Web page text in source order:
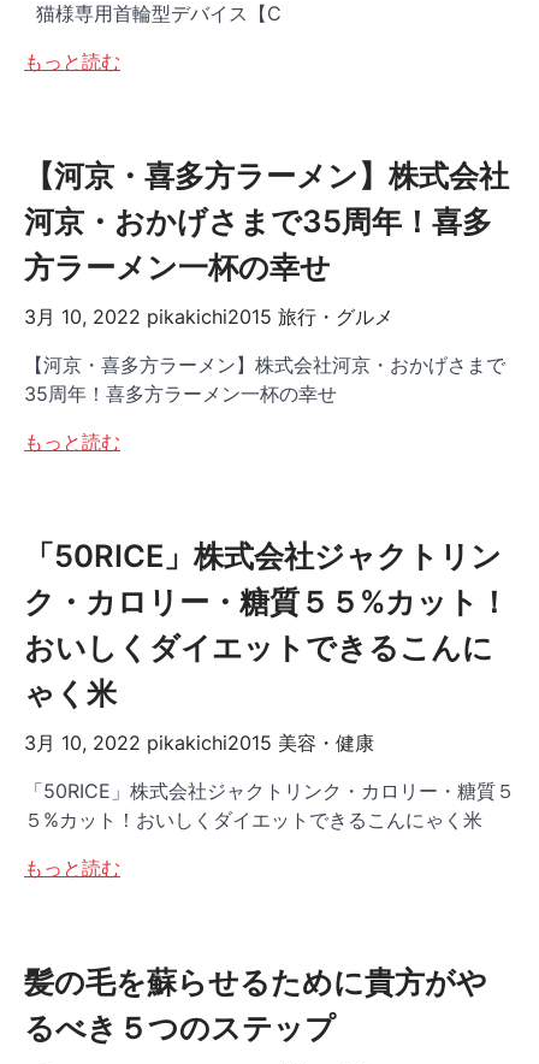
猫様専用首輪型デバイス【C
もっと読む
【河京・喜多方ラーメン】株式会社
河京・おかげさまで35周年！喜多
方ラーメン一杯の幸せ
3月 10, 2022 pikakichi2015 旅行・グルメ
【河京・喜多方ラーメン】株式会社河京・おかげさまで
35周年！喜多方ラーメン一杯の幸せ
もっと読む
「50RICE」株式会社ジャクトリン
ク・カロリー・糖質５５%カット！
おいしくダイエットできるこんに
ゃく米
3月 10, 2022 pikakichi2015 美容・健康
「50RICE」株式会社ジャクトリンク・カロリー・糖質５
５%カット！おいしくダイエットできるこんにゃく米
もっと読む
髪の毛を蘇らせるために貴方がや
るべき５つのステップ